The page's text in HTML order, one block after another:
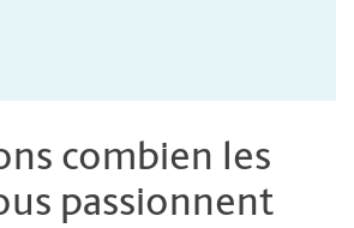
combien les
passionnent